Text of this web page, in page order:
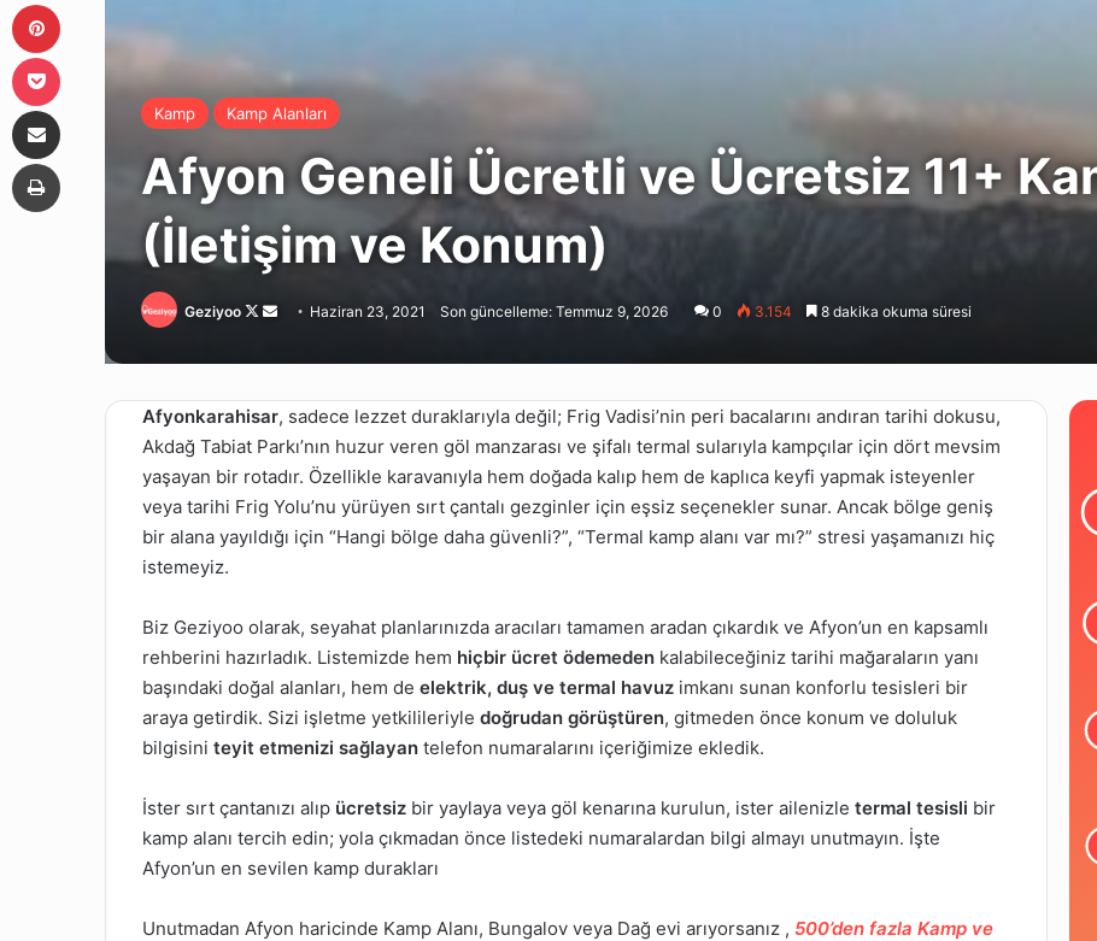
Kamp Kamp Alanları
Afyon Geneli Ücretli ve Ücretsiz 11+
(İletişim ve Konum)
Geziyoo
Follow
X
Bir
posta
Haziran 23, 2021 Son güncelleme: Temmuz 9, 2026 0 3.154 8 dakika okuma süresi
Afyonkarahisar, sadece lezzet duraklarıyla değil; Frig Vadisi’nin peri bacalarını andıran tarihi dokusu,
Akdağ Tabiat Parkı’nın huzur veren göl manzarası ve şifalı termal sularıyla kampçılar için dört mevsim
yaşayan bir rotadır. Özellikle karavanıyla hem doğada kalıp hem de kaplıca keyfi yapmak isteyenler
veya tarihi Frig Yolu’nu yürüyen sırt çantalı gezginler için eşsiz seçenekler sunar. Ancak bölge geniş
bir alana yayıldığı için “Hangi bölge daha güvenli?”, “Termal kamp alanı var mı?” stresi yaşamanızı hiç
istemeyiz.
Biz Geziyoo olarak, seyahat planlarınızda aracıları tamamen aradan çıkardık ve Afyon’un en kapsamlı
rehberini hazırladık. Listemizde hem hiçbir ücret ödemeden kalabileceğiniz tarihi mağaraların yanı
başındaki doğal alanları, hem de elektrik, duş ve termal havuz imkanı sunan konforlu tesisleri bir
araya getirdik. Sizi işletme yetkilileriyle doğrudan görüştüren, gitmeden önce konum ve doluluk
bilgisini teyit etmenizi sağlayan telefon numaralarını içeriğimize ekledik.
İster sırt çantanızı alıp ücretsiz bir yaylaya veya göl kenarına kurulun, ister ailenizle termal tesisli bir
kamp alanı tercih edin; yola çıkmadan önce listedeki numaralardan bilgi almayı unutmayın. İşte
Afyon’un en sevilen kamp durakları
Unutmadan Afyon haricinde Kamp Alanı, Bungalov veya Dağ evi arıyorsanız , 500’den fazla Kamp ve